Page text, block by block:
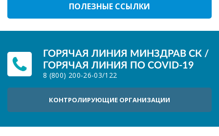
ПОЛЕЗНЫЕ ССЫЛКИ
ГОРЯЧАЯ ЛИНИЯ МИНЗДРАВ СК /
ГОРЯЧАЯ ЛИНИЯ ПО COVID-19
8 (800) 200-26-03/122
КОНТРОЛИРУЮЩИЕ ОРГАНИЗАЦИИ